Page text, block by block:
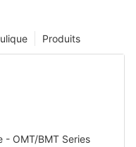
Produits